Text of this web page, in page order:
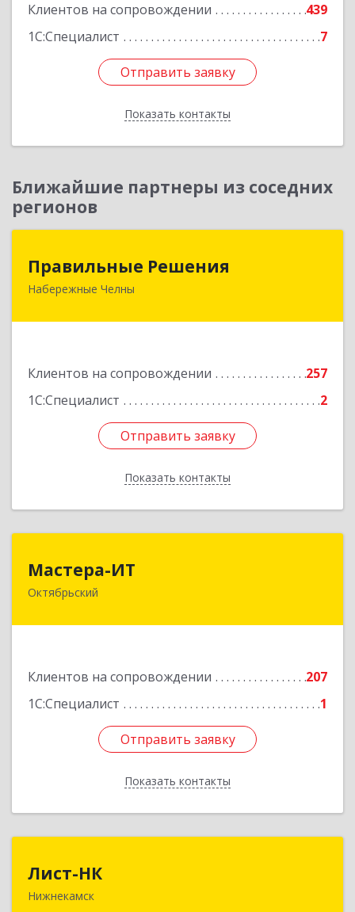
Клиентов на сопровождении
439
1С:Специалист
7
Отправить заявку
Показать контакты
Отправить заявку
Назад
Ближайшие партнеры из соседних
регионов
Правильные Решения
Набережные Челны
Клиентов на сопровождении
257
1С:Специалист
2
Отправить заявку
Показать контакты
423832, Татарстан Респ, Набережные Челны г,
Отправить заявку
Назад
Мастера-ИТ
Октябрьский
Клиентов на сопровождении
207
1С:Специалист
1
Отправить заявку
Показать контакты
452607, Башкортостан Респ, Октябрьский г,
Отправить заявку
Назад
Лист-НК
Нижнекамск
423585, Татарстан Респ, Нижнекамский р-н,